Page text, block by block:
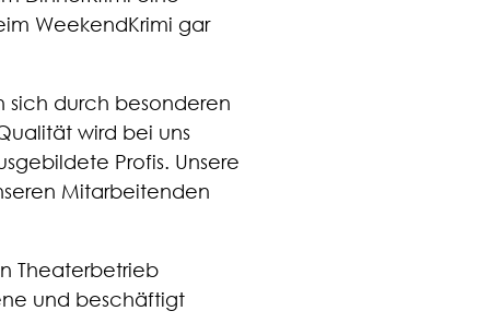
WeekendKrimi gar
sich durch besonderen
wird bei uns
Profis. Unsere
Mitarbeitenden
Theaterbetrieb
und beschäftigt